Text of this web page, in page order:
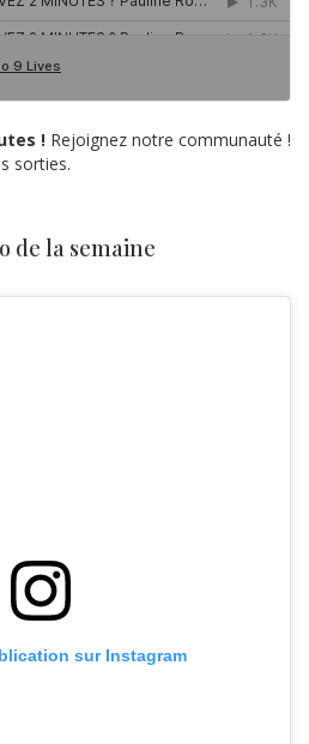
! Rejoignez notre communauté !
sorties.
de la semaine
sur Instagram